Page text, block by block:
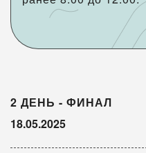
2 ДЕНЬ - ФИНАЛ
18.05.2025